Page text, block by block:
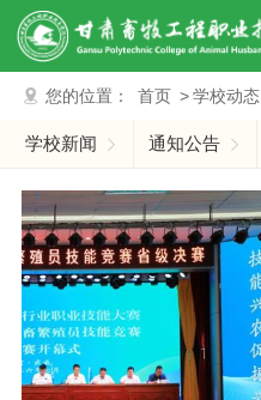
您的位置： 首页 >学校动态
学校新闻 通知公告